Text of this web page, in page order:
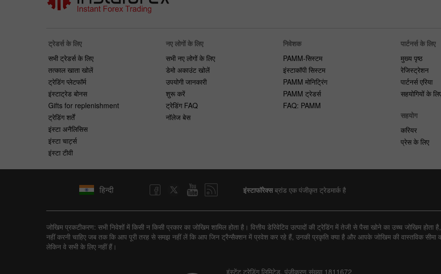
ट्रेडर्स के लिए
सभी ट्रेडर्स के लिए
तत्काल खाता खोलें
ट्रेडिंग प्लेटफॉर्म
इंस्टाट्रेड बोनस
Gifts for replenishment
ट्रेडिंग शर्तें
इंस्टा अनैलिसिस
इंस्टा चार्ट्स
इंस्टा टीवी
नए लोगों के लिए
सभी नए लोगों के लिए
डेमो अकाउंट खोलें
उपयोगी जानकारी
शुरू करें
ट्रेडिंग FAQ
नॉलेज बेस
निवेशक
PAMM-सिस्टम
इंस्टाकॉपी सिस्टम
PAMM मोनिट्रिंग
PAMM ट्रेडर्स
FAQ: PAMM
पार्टनर्स के लिए
मुख्य पृष्ठ
रेजिस्ट्रेशन
पार्टनर्स एरिया
सहयोगियों के
सहयोग
करियर
प्रेस के लिए
हिन्दी इंस्टाफॉरेक्सब्रांड एक पंजीकृत ट्रेडमार्क है
जोखिम प्रकटीकरण: सभी निवेशों में किसी न किसी प्रकार का जोखिम शामिल होता है। वित्तीय डेरिवेटिव उत्पादों की ट्रेडिंग में तेजी से पैसा खोने का उच्च जोखिम
नहीं करनी चाहिए जब तक कि आप पूरी तरह से समझ नहीं लें कि आप जिन ट्रैन्सैक्शन में प्रवेश कर रहे हैं, उनकी प्रकृति क्या है और आपके जोखिम की वास्तविक
लेकिन वे सभी के लिए नहीं हैं।
इंस्टेंट ट्रेडिंग लिमिटेड, पंजीकरण संख्या 1811672